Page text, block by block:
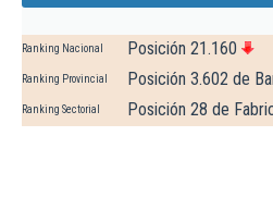
Ranking Nacional Posición 21.160
Ranking Provincial Posición 3.602 de
Ranking Sectorial Posición 28 de